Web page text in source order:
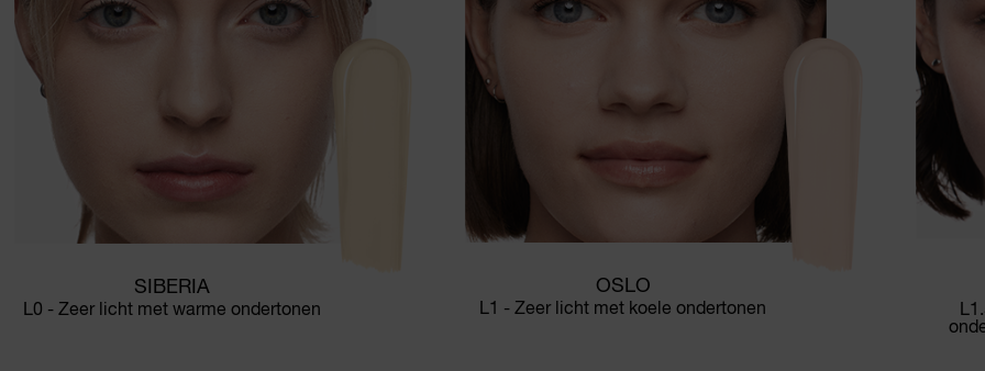
SIBERIA
L0 - Zeer licht met warme ondertonen
OSLO
L1 - Zeer licht met koele ondertonen